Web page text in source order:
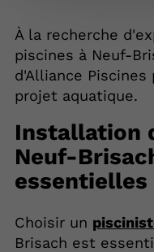
À la recherche
piscines à Neuf-
d'Alliance
projet aquatique.
Installation
Neuf-
essentielles
Choisir un
Brisach est